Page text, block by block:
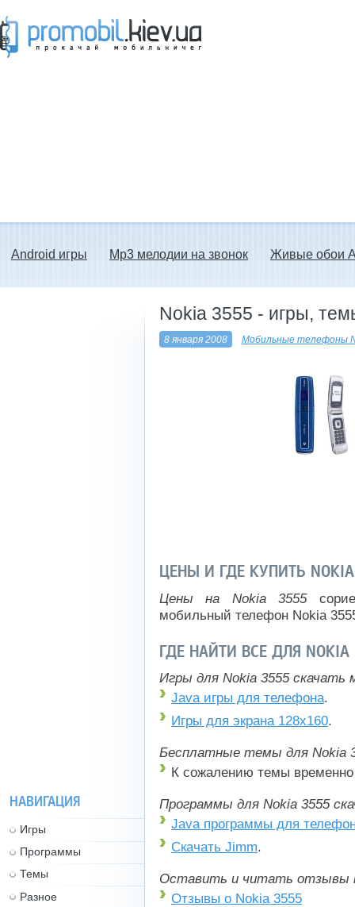
Android игры Mp3 мелодии на звонок Живые обои
Nokia 3555 - игры,
8 января 2008 Мобильные телефоны
ЦЕНЫ И ГДЕ КУПИТЬ
Цены на Nokia 3555
мобильный телефон Nokia
ГДЕ НАЙТИ ВСЕ ДЛЯ
Игры для Nokia 3555 скачать
Java игры для телефона.
Игры для экрана 128x160.
Бесплатные темы для Nokia
К сожалению темы
Программы для Nokia 3555
Java программы для
Скачать Jimm.
Оставить и читать отзывы
Отзывы о Nokia 3555
НАВИГАЦИЯ
Игры
Программы
Темы
Разное